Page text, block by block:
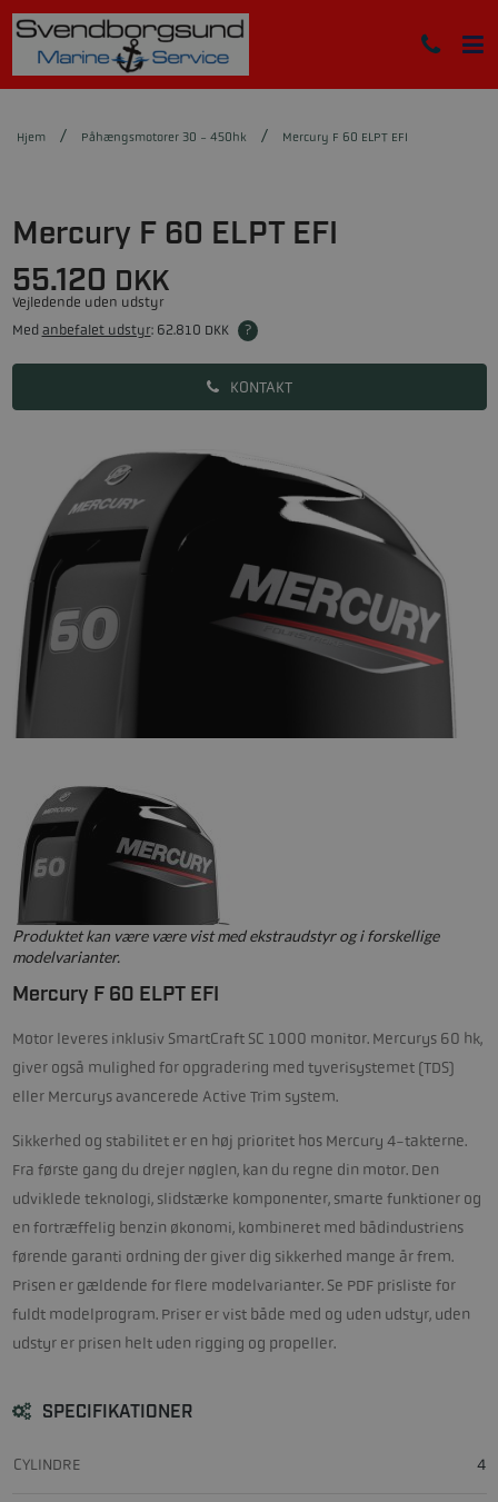
Hjem Påhængsmotorer 30 - 450hk Mercury F 60 ELPT EFI
KONTAKT
Produktet kan være være vist med ekstraudstyr og i forskellige
modelvarianter.
Mercury F 60 ELPT EFI
Motor leveres inklusiv SmartCraft SC 1000 monitor. Mercurys 60 hk,
giver også mulighed for opgradering med tyverisystemet (TDS)
eller Mercurys avancerede Active Trim system.
Sikkerhed og stabilitet er en høj prioritet hos Mercury 4-takterne.
Fra første gang du drejer nøglen, kan du regne din motor. Den
udviklede teknologi, slidstærke komponenter, smarte funktioner og
en fortræffelig benzin økonomi, kombineret med bådindustriens
førende garanti ordning der giver dig sikkerhed mange år frem.
Prisen er gældende for flere modelvarianter. Se PDF prisliste for
fuldt modelprogram. Priser er vist både med og uden udstyr, uden
udstyr er prisen helt uden rigging og propeller.
SPECIFIKATIONER
CYLINDRE 4
Mercury F 60 ELPT EFI
55.120 DKK
Vejledende uden udstyr
Med anbefalet udstyr: 62.810 DKK ?